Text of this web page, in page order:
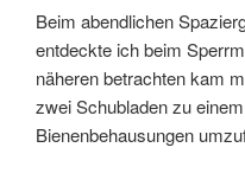
Beim abendlichen
entdeckte ich beim
näheren betrachten kam
zwei Schubladen zu
Bienenbehausungen